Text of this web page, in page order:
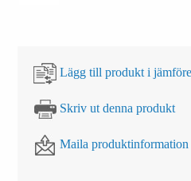
Lägg till produkt i
Skriv ut denna produkt
Maila produktinformation